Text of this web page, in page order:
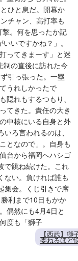
ひと息だ。開幕か
チャン、高打率も
。何を思ったか記
いですかね？」。
ってきまーす」と迷
制の直後に訪れた今
引っ張った。一塁
うれしかったで
れもするつもり、
てきた。責任の大き
中核にいる自身と外
ろ言われるのは、
となので」。自身も
台から福岡へハシゴ
で跳ね続けた。これ
ない。負ければ誰も
集会。くじ引きで席
利まで10日もかか
偶然にも4月4日と
度も「獅子
【西武】
委ねるほど